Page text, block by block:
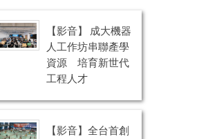
【影音】 成大機器
人工作坊串聯產學
資源 培育新世代
工程人才
【影音】全台首創